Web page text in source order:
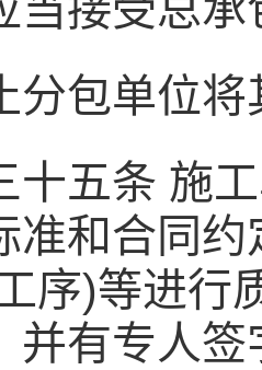
包单位将
条 施工
准和合同
序)等进行
并有专人